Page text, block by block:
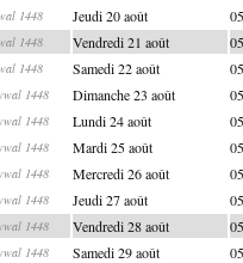
1448 Jeudi 20 août
1448 Vendredi 21 août
1448 Samedi 22 août
1448 Dimanche 23 août
1448 Lundi 24 août
1448 Mardi 25 août
1448 Mercredi 26 août
1448 Jeudi 27 août
1448 Vendredi 28 août
1448 Samedi 29 août